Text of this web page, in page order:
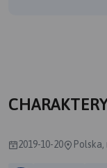
2019-10-20